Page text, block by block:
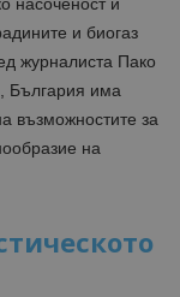
и биогаз
журналиста Пако
България има
възможностите за
на